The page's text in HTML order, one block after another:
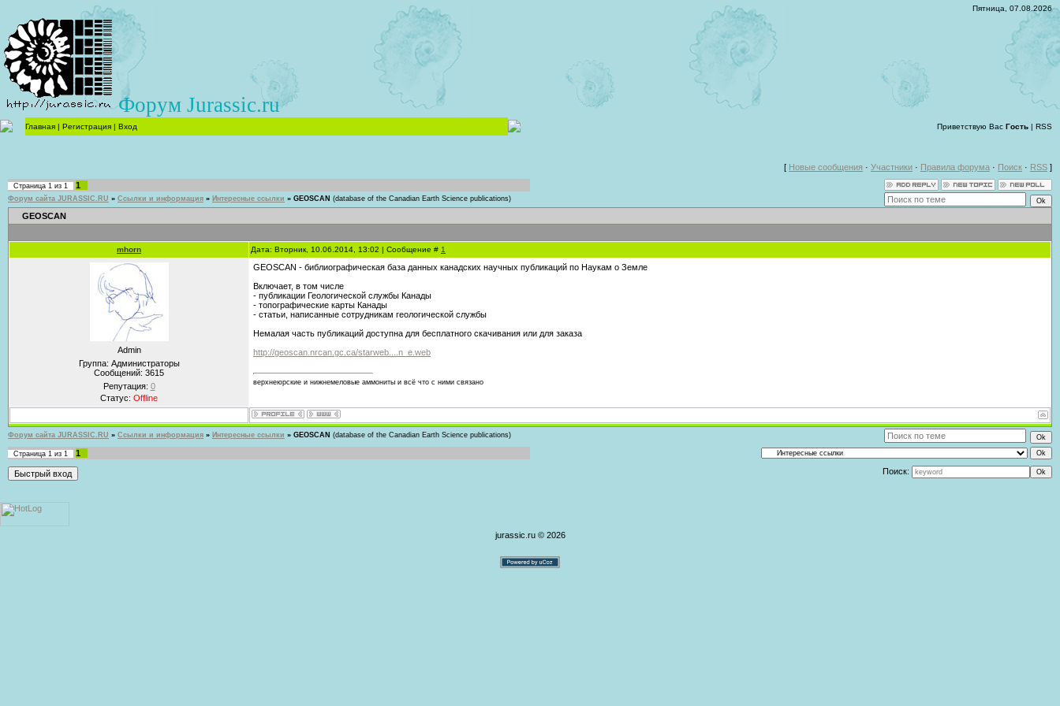
Пятница, 07.08.2026
Форум Jurassic.ru
Главная | Регистрация | Вход Приветствую Вас Гость | RSS
[ Новые сообщения · Участники · Правила форума · Поиск · RSS ]
Страница 1 из 1 1
Форум сайта JURASSIC.RU » Ссылки и информация » Интересные ссылки » GEOSCAN (database of the Canadian Earth Science publications)
GEOSCAN
mhorn Дата: Вторник, 10.06.2014, 13:02 | Сообщение # 1
Admin
Группа: Администраторы
Сообщений: 3615
Репутация: 0
Статус: Offline
GEOSCAN - библиографическая база данных канадских научных публикаций по Наукам о Земле
Включает, в том числе
- публикации Геологической службы Канады
- топографические карты Канады
- статьи, написанные сотрудникам геологической службы
Немалая часть публикаций доступна для бесплатного скачивания или для заказа
http://geoscan.nrcan.gc.ca/starweb....n_e.web
верхнеюрские и нижнемеловые аммониты и всё что с ними связано
Форум сайта JURASSIC.RU » Ссылки и информация » Интересные ссылки » GEOSCAN (database of the Canadian Earth Science publications)
Страница 1 из 1
1
Поиск:
jurassic.ru © 2026